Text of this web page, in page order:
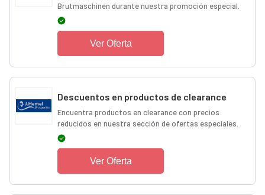
Brutmaschinen durante nuestra promoción especial.
Ver Oferta
Descuentos en productos de clearance
Encuentra productos en clearance con precios
reducidos en nuestra sección de ofertas especiales.
Ver Oferta